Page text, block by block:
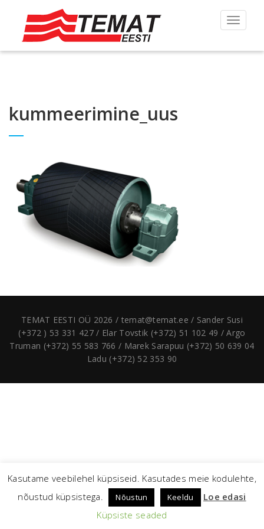
Toggle
kummeerimine_uus
TEMAT EESTI OÜ 2026 / temat@temat.ee / Sander Susi
(+372 ) 53 331 427 / Elar Tovstik (+372) 51 102 49 / Argo
Truman (+372) 55 583 766 / Marek Sarapuu (+372) 50 639 04
Ladu (+372) 52 353 90
Kasutame veebilehel küpsiseid. Kasutades meie kodulehte,
nõustud küpsistega.
Nõustun Keeldu
Loe edasi
Küpsiste seaded